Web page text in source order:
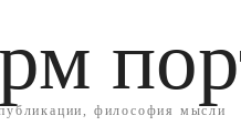
философия мысли